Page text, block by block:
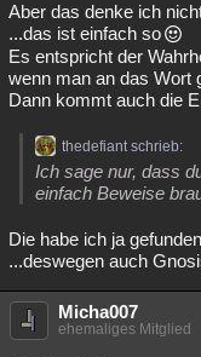
Aber das denke ich
...das ist einfach so
Es entspricht der
wenn man an das Wort
Dann kommt auch die
thedefiant schrieb:
Ich sage nur, dass
einfach Beweise
Die habe ich ja
...deswegen auch
Micha007
ehemaliges Mitglied